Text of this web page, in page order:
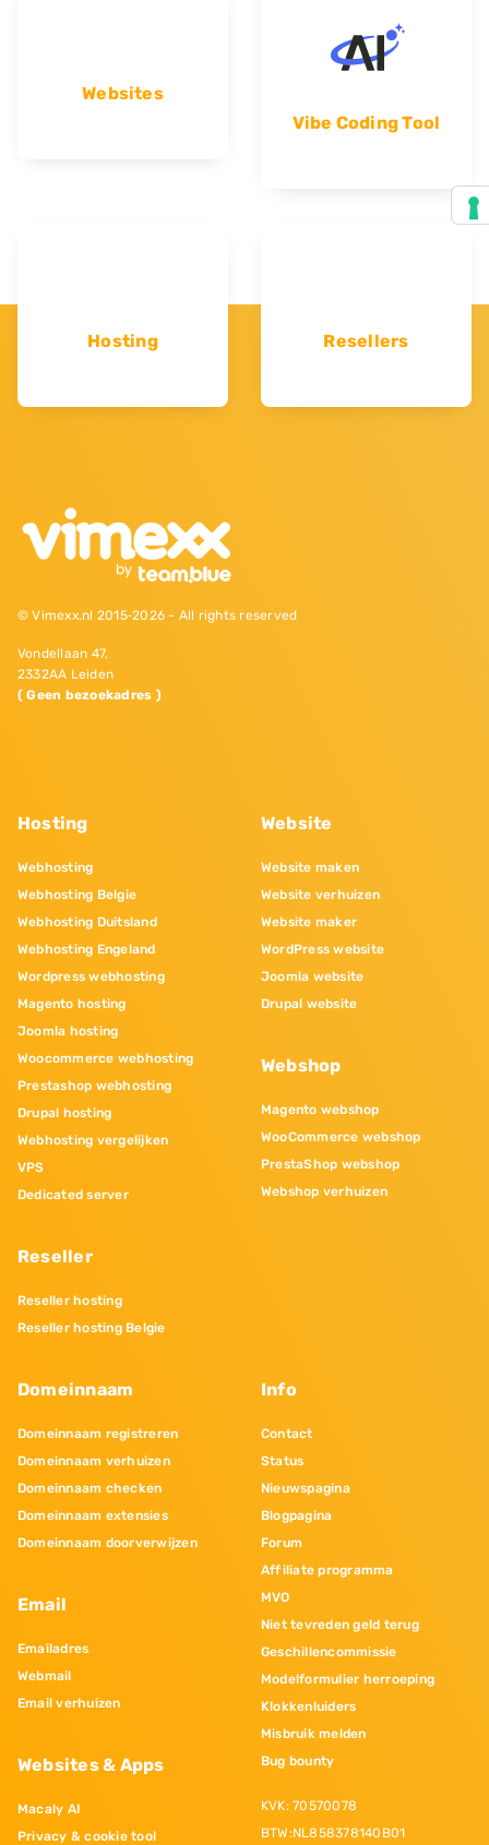
Websites
Vibe Coding Tool
Hosting Resellers
© Vimexx.nl 2015‐2026 - All rights reserved
Vondellaan 47,
2332AA Leiden
( Geen bezoekadres )
Hosting
Webhosting
Webhosting Belgie
Webhosting Duitsland
Webhosting Engeland
Wordpress webhosting
Magento hosting
Joomla hosting
Woocommerce webhosting
Prestashop webhosting
Drupal hosting
Webhosting vergelijken
VPS
Dedicated server
Reseller
Reseller hosting
Reseller hosting Belgie
Website
Website maken
Website verhuizen
Website maker
WordPress website
Joomla website
Drupal website
Webshop
Magento webshop
WooCommerce webshop
PrestaShop webshop
Webshop verhuizen
Domeinnaam
Domeinnaam registreren
Domeinnaam verhuizen
Domeinnaam checken
Domeinnaam extensies
Domeinnaam doorverwijzen
Email
Emailadres
Webmail
Email verhuizen
Websites & Apps
Macaly AI
Privacy & cookie tool
Info
Contact
Status
Nieuwspagina
Blogpagina
Forum
Affiliate programma
MVO
Niet tevreden geld terug
Geschillencommissie
Modelformulier herroeping
Klokkenluiders
Misbruik melden
Bug bounty
KVK: 70570078
BTW:NL858378140B01